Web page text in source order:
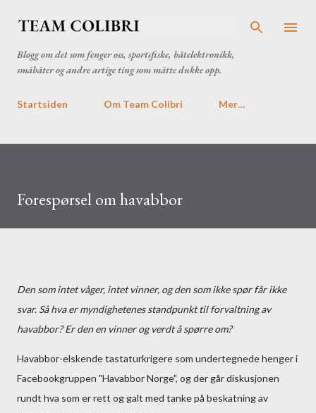
Blogg om det som fenger oss, sportsfiske, båtelektronikk,
småbåter og andre artige ting som måtte dukke opp.
Startsiden Om Team Colibri Mer…
Forespørsel om havabbor
Den som intet våger, intet vinner, og den som ikke spør får ikke
svar. Så hva er myndighetenes standpunkt til forvaltning av
havabbor? Er den en vinner og verdt å spørre om?
Havabbor-elskende tastaturkrigere som undertegnede henger i
Facebookgruppen "Havabbor Norge", og der går diskusjonen
rundt hva som er rett og galt med tanke på beskatning av